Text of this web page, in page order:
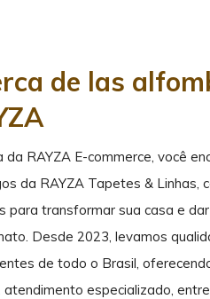
de las
da RAYZA E-commerce, você
da RAYZA Tapetes & Linhas,
para transformar sua casa e
Desde 2023, levamos
de todo o Brasil,
atendimento especializado,